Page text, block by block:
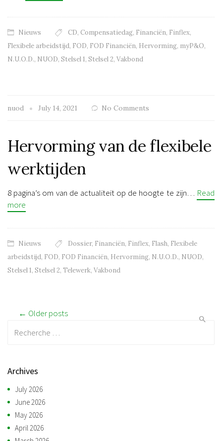
Nieuws CD, Compensatiedag, Financiën, Finflex,
Flexibele arbeidstijd, FOD, FOD Financiën, Hervorming, myP&O,
N.U.O.D., NUOD, Stelsel 1, Stelsel 2, Vakbond
nuod July 14, 2021 No Comments
Hervorming van de flexibele
werktijden
8 pagina’s om van de actualiteit op de hoogte te zijn… Read
more
Nieuws Dossier, Financiën, Finflex, Flash, Flexibele
arbeidstijd, FOD, FOD Financiën, Hervorming, N.U.O.D., NUOD,
Stelsel 1, Stelsel 2, Telewerk, Vakbond
Post navigation
← Older posts
Archives
July 2026
June 2026
May 2026
April 2026